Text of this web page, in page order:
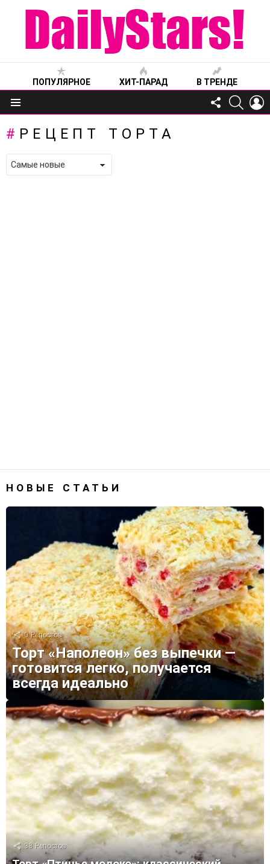
ПОПУЛЯРНОЕ ХИТ-ПАРАД В ТРЕНДЕ
Меню
FOLLOW
US
РЕЦЕПТ ТОРТА
НОВЫЕ СТАТЬИ
0 Репостов
Торт «Наполеон» без выпечки —
готовится легко, получается
всегда идеально
38 Репостов